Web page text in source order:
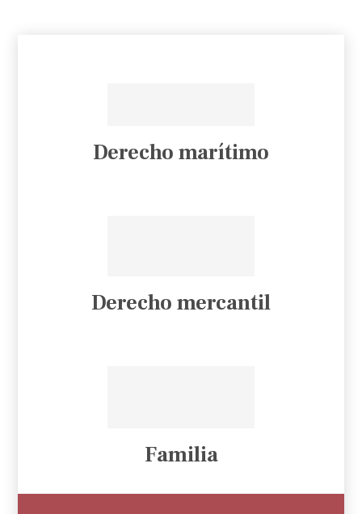
Derecho marítimo
Derecho mercantil
Familia